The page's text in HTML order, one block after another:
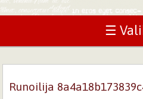
☰
Runoilija